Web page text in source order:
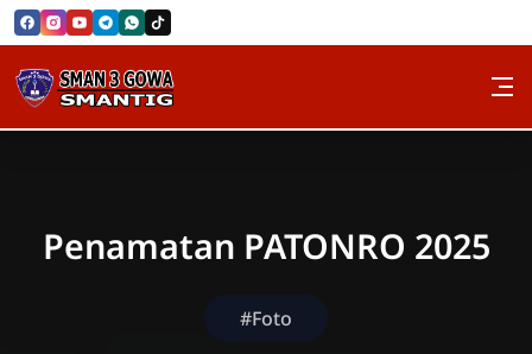
Skip to Content
SMAN 3 GOWA
Penamatan PATONRO 2025
#Foto